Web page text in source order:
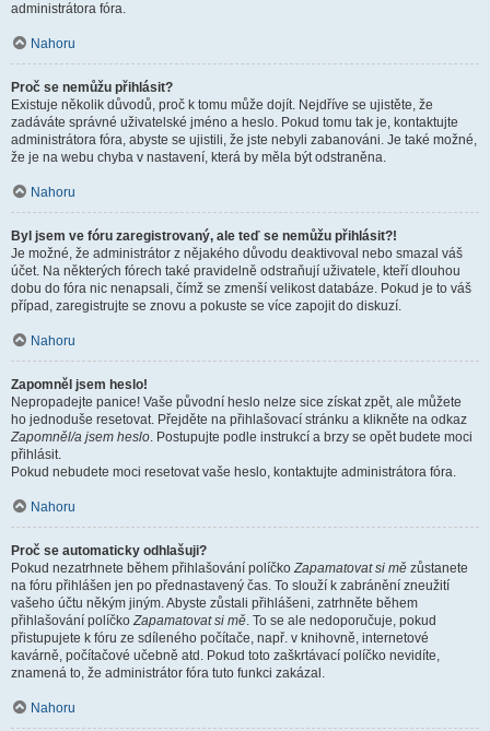
administrátora fóra.
Nahoru
Proč se nemůžu přihlásit?
Existuje několik důvodů, proč k tomu může dojít. Nejdříve se ujistěte, že
zadáváte správné uživatelské jméno a heslo. Pokud tomu tak je, kontaktujte
administrátora fóra, abyste se ujistili, že jste nebyli zabanováni. Je také možné,
že je na webu chyba v nastavení, která by měla být odstraněna.
Nahoru
Byl jsem ve fóru zaregistrovaný, ale teď se nemůžu přihlásit?!
Je možné, že administrátor z nějakého důvodu deaktivoval nebo smazal váš
účet. Na některých fórech také pravidelně odstraňují uživatele, kteří dlouhou
dobu do fóra nic nenapsali, čímž se zmenší velikost databáze. Pokud je to váš
případ, zaregistrujte se znovu a pokuste se více zapojit do diskuzí.
Nahoru
Zapomněl jsem heslo!
Nepropadejte panice! Vaše původní heslo nelze sice získat zpět, ale můžete
ho jednoduše resetovat. Přejděte na přihlašovací stránku a klikněte na odkaz
Zapomněl/a jsem heslo. Postupujte podle instrukcí a brzy se opět budete moci
přihlásit.
Pokud nebudete moci resetovat vaše heslo, kontaktujte administrátora fóra.
Nahoru
Proč se automaticky odhlašuji?
Pokud nezatrhnete během přihlašování políčkoZapamatovat si mě zůstanete
na fóru přihlášen jen po přednastavený čas. To slouží k zabránění zneužití
vašeho účtu někým jiným. Abyste zůstali přihlášeni, zatrhněte během
přihlašování políčkoZapamatovat si mě. To se ale nedoporučuje, pokud
přistupujete k fóru ze sdíleného počítače, např. v knihovně, internetové
kavárně, počítačové učebně atd. Pokud toto zaškrtávací políčko nevidíte,
znamená to, že administrátor fóra tuto funkci zakázal.
Nahoru